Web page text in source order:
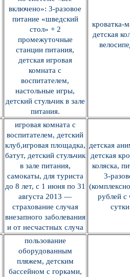
включено»: 3-разовое
питание «шведский
стол» + 2
промежуточные
станции питания,
детская игровая
комната с
воспитателем,
настольные игры,
детский стульчик в зале
питания.
кроватка-
детская
игровая комната с
воспитателем, детский
клуб,игровая площадка,
батут, детский стульчик
в зале питания,
самокаты, для туриста
до 8 лет, с 1 июня по 31
августа 2013 —
страхование случая
внезапного заболевания
и от несчастных случа
детская
детская
коляска,
3-
рублей с
сутки
пользование
оборудованным
пляжем, детским
бассейном с горками,